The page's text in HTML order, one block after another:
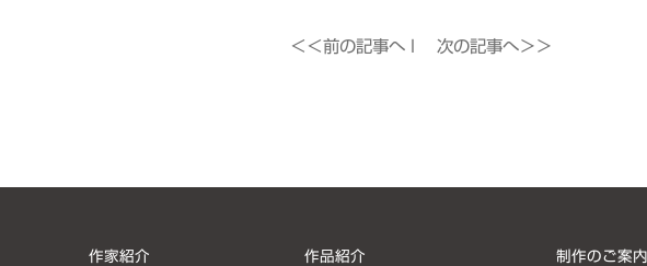
＜＜前の記事へl 次の記事へ＞＞
作家紹介 作品紹介 制作のご案内